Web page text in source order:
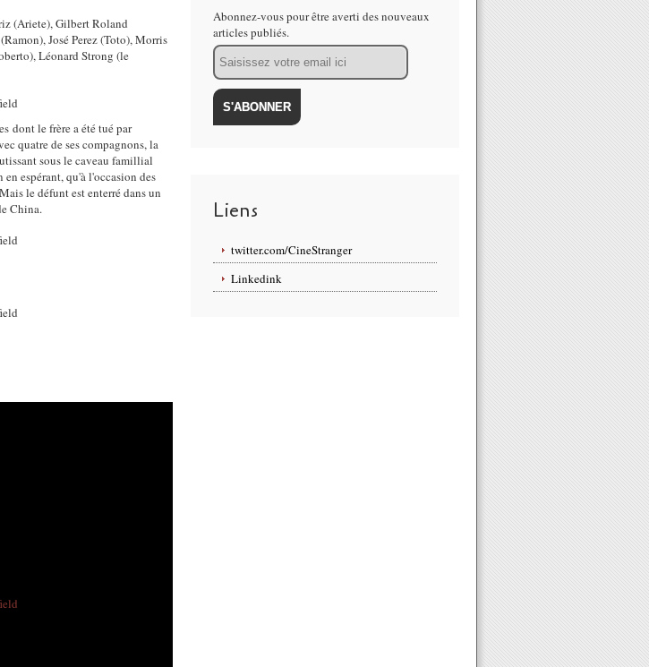
(Ariete), Gilbert Roland
José Perez (Toto), Morris
Léonard Strong (le
dont le frère a été tué par
quatre de ses compagnons, la
sous le caveau famillial
espérant, qu'à l'occasion des
le défunt est enterré dans un
China.
Abonnez-vous pour être averti des nouveaux
articles publiés.
Email
Liens
twitter.com/CineStranger
Linkedink